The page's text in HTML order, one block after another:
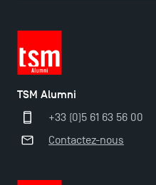
2023 !
Nouvelles formations à
Management pour 2025
plus enrichissantes
TSM Alumni
+33 (0)5 61 63 56 00
Contactez-nous